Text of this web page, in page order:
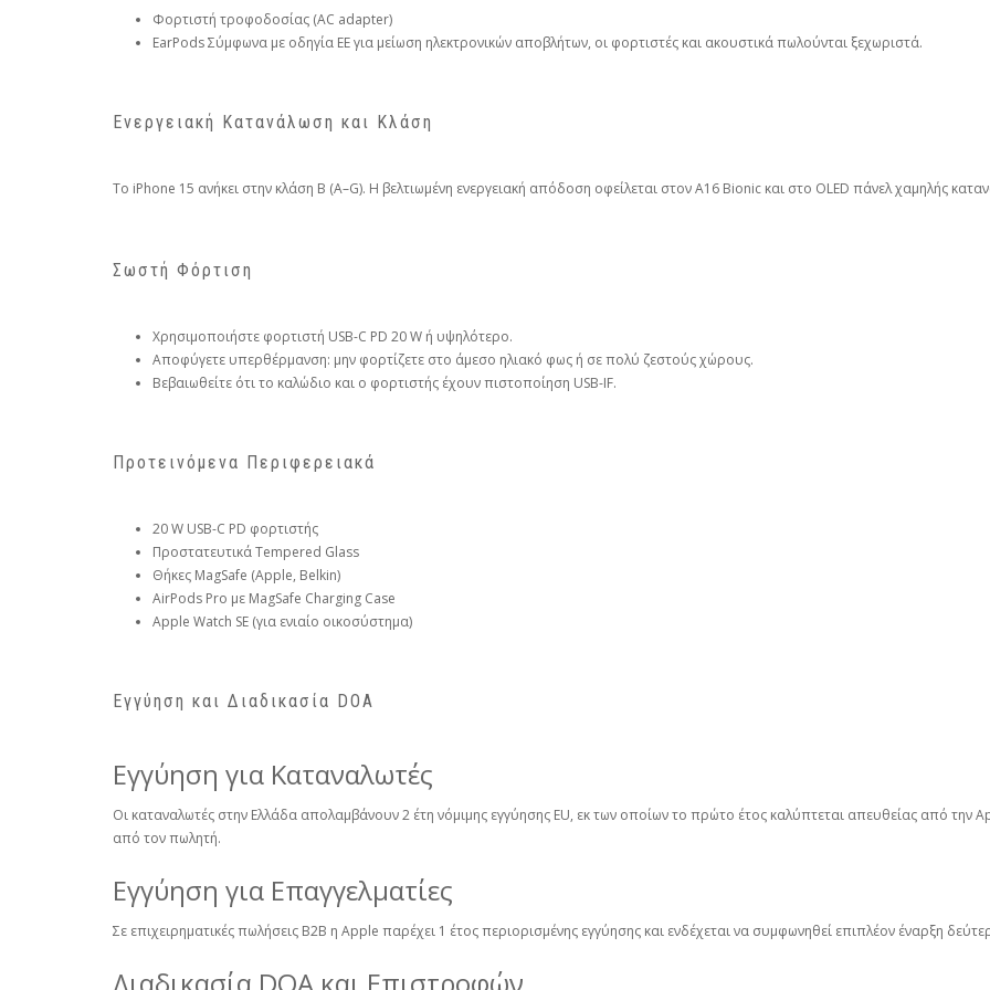
Φορτιστή τροφοδοσίας (AC adapter)
EarPods Σύμφωνα με οδηγία ΕΕ για μείωση ηλεκτρονικών αποβλήτων, οι φορτιστές και ακουστικά πωλούνται ξεχωριστά.
Ενεργειακή Κατανάλωση και Κλάση
Το iPhone 15 ανήκει στην κλάση B (A–G). Η βελτιωμένη ενεργειακή απόδοση οφείλεται στον A16 Bionic και στο OLED πάνελ χαμηλής
Σωστή Φόρτιση
Χρησιμοποιήστε φορτιστή USB-C PD 20 W ή υψηλότερο.
Αποφύγετε υπερθέρμανση: μην φορτίζετε στο άμεσο ηλιακό φως ή σε πολύ ζεστούς χώρους.
Βεβαιωθείτε ότι το καλώδιο και ο φορτιστής έχουν πιστοποίηση USB-IF.
Προτεινόμενα Περιφερειακά
20 W USB-C PD φορτιστής
Προστατευτικά Tempered Glass
Θήκες MagSafe (Apple, Belkin)
AirPods Pro με MagSafe Charging Case
Apple Watch SE (για ενιαίο οικοσύστημα)
Εγγύηση και Διαδικασία DOA
Εγγύηση για Καταναλωτές
Οι καταναλωτές στην Ελλάδα απολαμβάνουν 2 έτη νόμιμης εγγύησης EU, εκ των οποίων το πρώτο έτος καλύπτεται απευθείας από την
από τον πωλητή.
Εγγύηση για Επαγγελματίες
Σε επιχειρηματικές πωλήσεις B2B η Apple παρέχει 1 έτος περιορισμένης εγγύησης και ενδέχεται να συμφωνηθεί επιπλέον έναρξη
Διαδικασία DOA και Επιστροφών